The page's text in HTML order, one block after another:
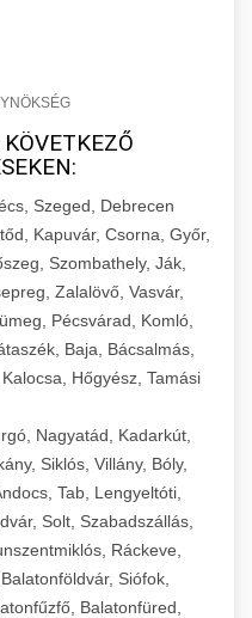
Szeged, Debrecen
Kapuvár, Csorna, Győr,
Szombathely, Ják,
Zalalövő, Vasvár,
Pécsvárad, Komló,
Baja, Bácsalmás,
Hőgyész, Tamási
Nagyatád, Kadarkút,
Siklós, Villány, Bóly,
Tab, Lengyeltóti,
Solt, Szabadszállás,
Ráckeve,
Siófok,
Balatonfüred,